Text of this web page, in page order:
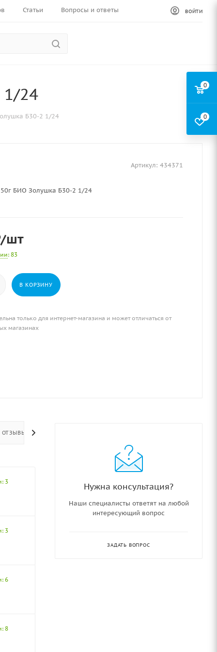
Статьи Вопросы и ответы ВОЙТИ
1/24
Б30-2 1/24
Артикул: 434371
БИО Золушка Б30-2 1/24
/шт
: 83
В КОРЗИНУ
только для интернет-магазина и может отличаться от
магазинах
ОТЗЫВЫ
3
3
6
8
Нужна консультация?
Наши специалисты ответят на любой
интересующий вопрос
ЗАДАТЬ ВОПРОС
0
0